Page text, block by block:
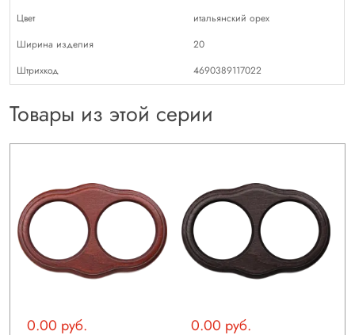
Цвет
итальянский орех
Ширина изделия
20
Штрихкод
4690389117022
Товары из этой серии
0.00 руб. 0.00 руб.